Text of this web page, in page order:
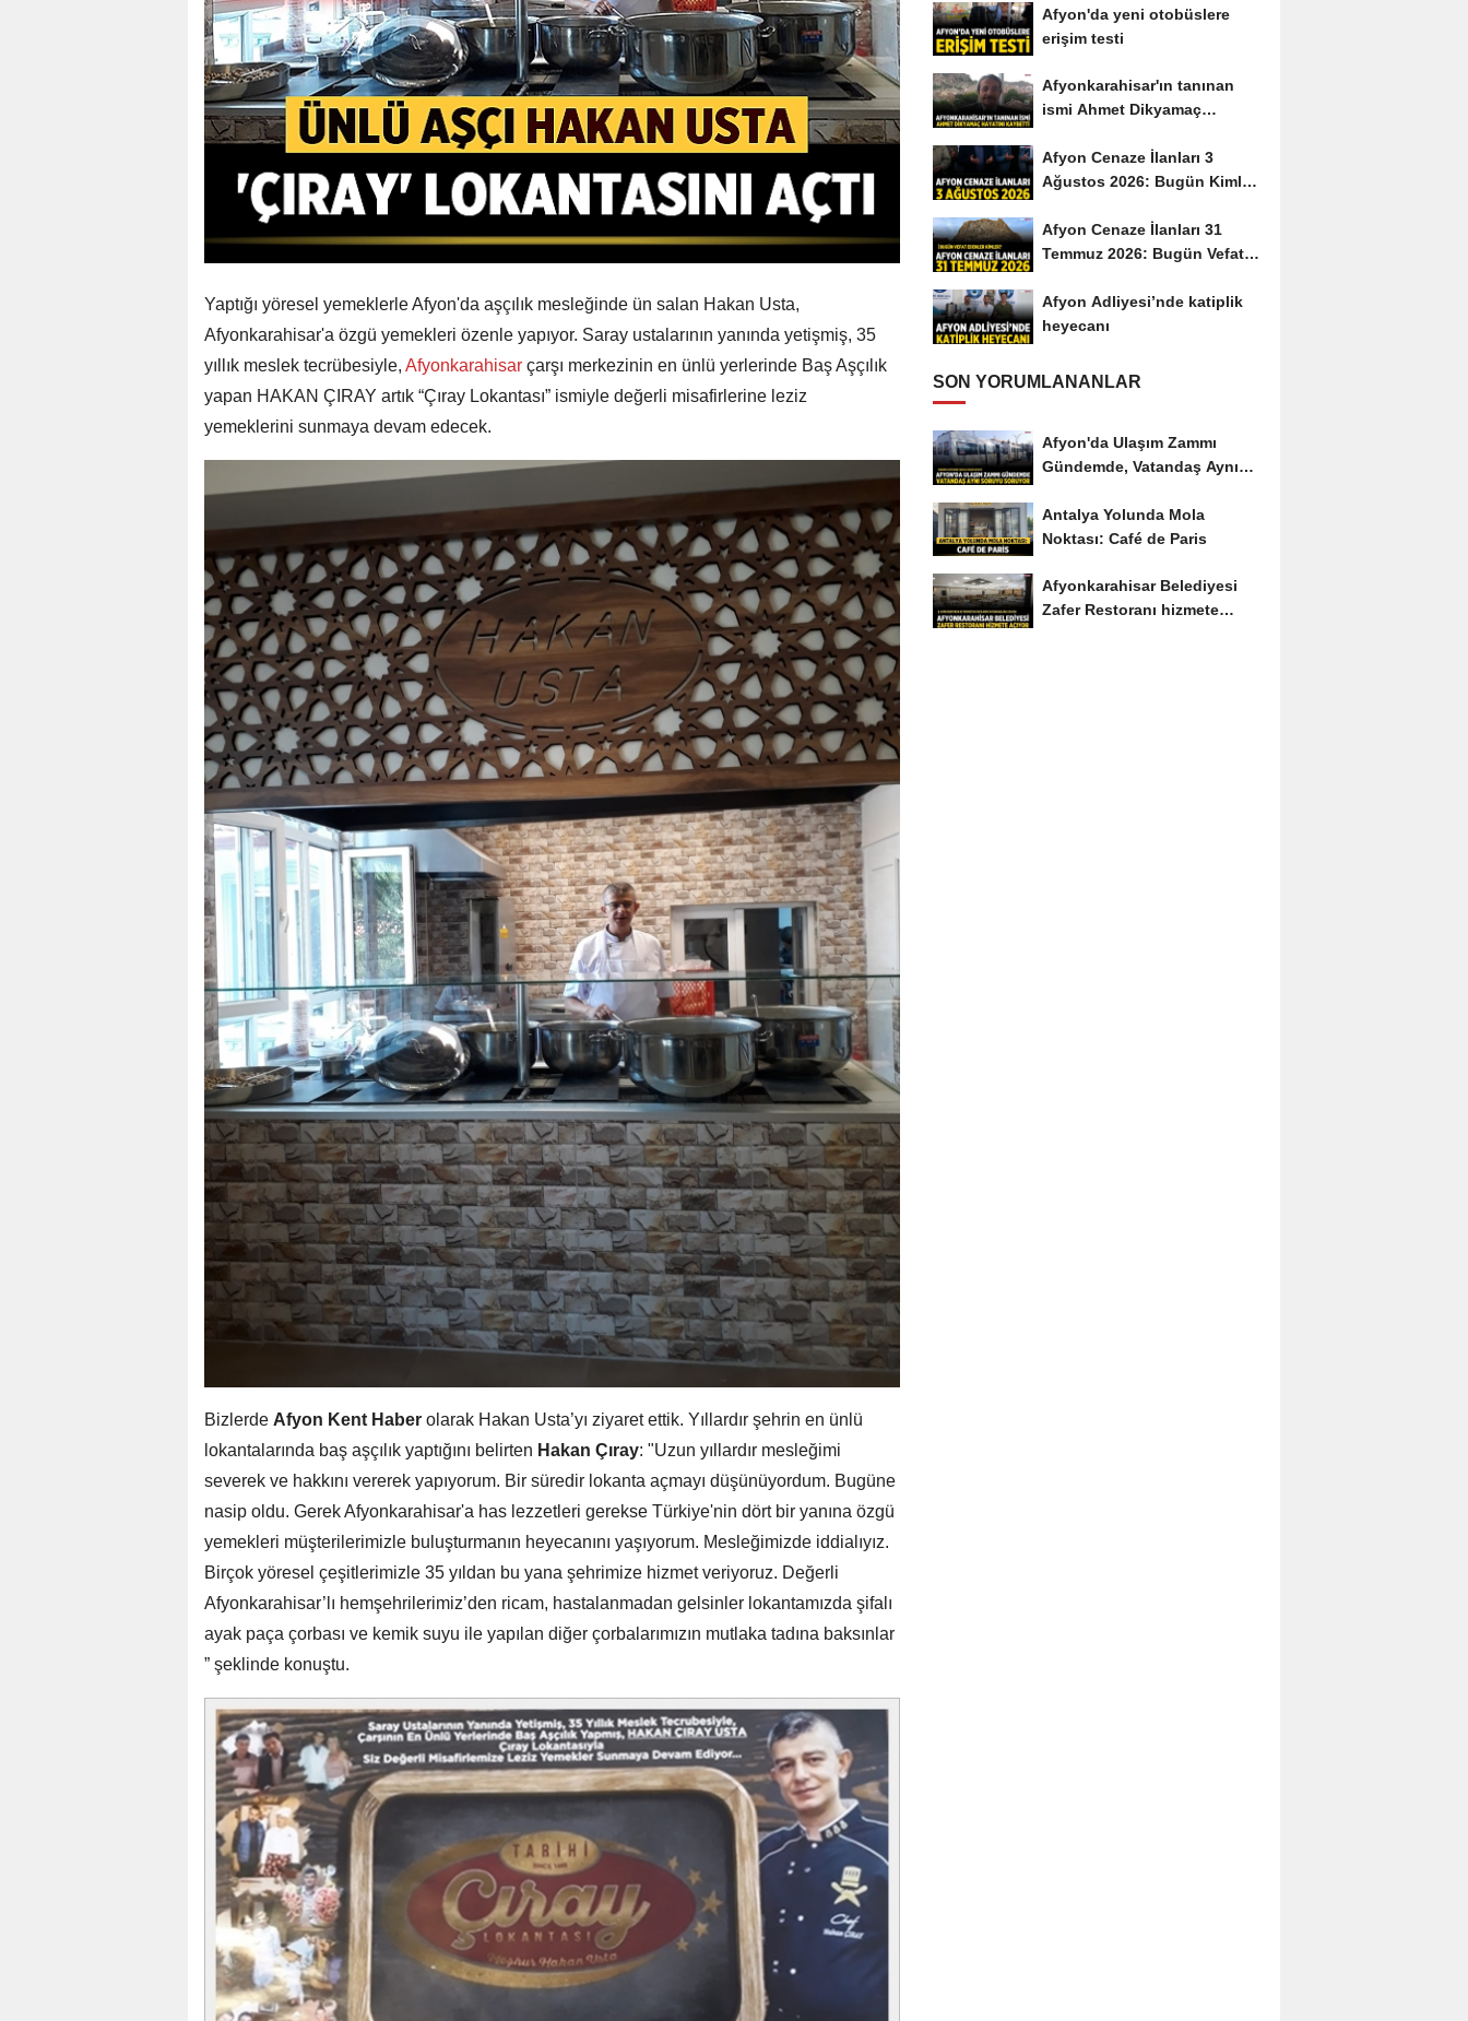
Yaptığı yöresel yemeklerle Afyon'da aşçılık mesleğinde ün salan Hakan Usta,
Afyonkarahisar'a özgü yemekleri özenle yapıyor. Saray ustalarının yanında yetişmiş, 35
yıllık meslek tecrübesiyle, Afyonkarahisar çarşı merkezinin en ünlü yerlerinde Baş Aşçılık
yapan HAKAN ÇIRAY artık “Çıray Lokantası” ismiyle değerli misafirlerine leziz
yemeklerini sunmaya devam edecek.
Bizlerde Afyon Kent Haber olarak Hakan Usta’yı ziyaret ettik. Yıllardır şehrin en ünlü
lokantalarında baş aşçılık yaptığını belirten Hakan Çıray: "Uzun yıllardır mesleğimi
severek ve hakkını vererek yapıyorum. Bir süredir lokanta açmayı düşünüyordum. Bugüne
nasip oldu. Gerek Afyonkarahisar'a has lezzetleri gerekse Türkiye'nin dört bir yanına özgü
yemekleri müşterilerimizle buluşturmanın heyecanını yaşıyorum. Mesleğimizde iddialıyız.
Birçok yöresel çeşitlerimizle 35 yıldan bu yana şehrimize hizmet veriyoruz. Değerli
Afyonkarahisar’lı hemşehrilerimiz’den ricam, hastalanmadan gelsinler lokantamızda şifalı
ayak paça çorbası ve kemik suyu ile yapılan diğer çorbalarımızın mutlaka tadına baksınlar
” şeklinde konuştu.
Afyon'da yeni otobüslere
erişim testi
Afyonkarahisar'ın tanınan
ismi Ahmet Dikyamaç
Afyon Cenaze İlanları 3
Ağustos 2026: Bugün Kimler
Afyon Cenaze İlanları 31
Temmuz 2026: Bugün Vefat
Afyon Adliyesi’nde katiplik
heyecanı
SON YORUMLANANLAR
Afyon'da Ulaşım Zammı
Gündemde, Vatandaş Aynı
Antalya Yolunda Mola
Noktası: Café de Paris
Afyonkarahisar Belediyesi
Zafer Restoranı hizmete